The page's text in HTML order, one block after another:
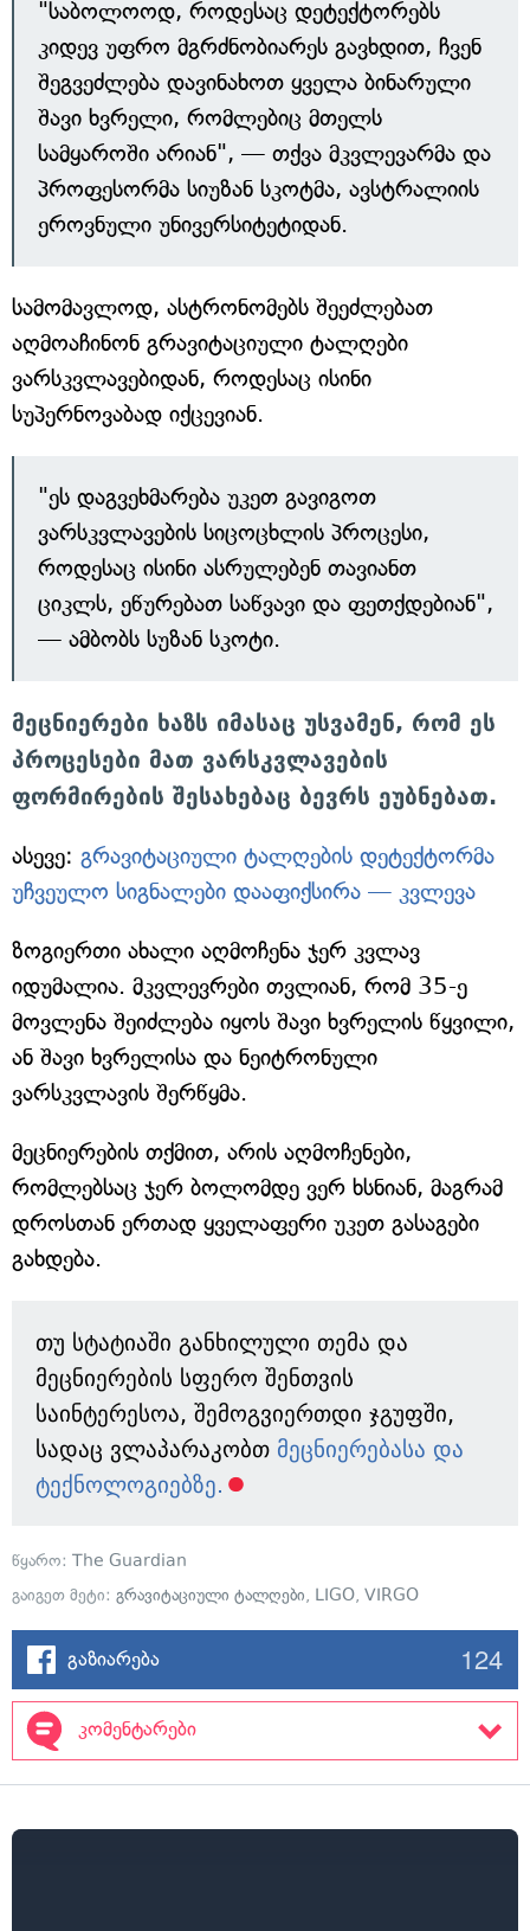
"საბოლოოდ, როდესაც დეტექტორებს
კიდევ უფრო მგრძნობიარეს გავხდით, ჩვენ
შეგვეძლება დავინახოთ ყველა ბინარული
შავი ხვრელი, რომლებიც მთელს
სამყაროში არიან", — თქვა მკვლევარმა და
პროფესორმა სიუზან სკოტმა, ავსტრალიის
ეროვნული უნივერსიტეტიდან.
სამომავლოდ, ასტრონომებს შეეძლებათ
აღმოაჩინონ გრავიტაციული ტალღები
ვარსკვლავებიდან, როდესაც ისინი
სუპერნოვაბად იქცევიან.
"ეს დაგვეხმარება უკეთ გავიგოთ
ვარსკვლავების სიცოცხლის პროცესი,
როდესაც ისინი ასრულებენ თავიანთ
ციკლს, ეწურებათ საწვავი და ფეთქდებიან",
— ამბობს სუზან სკოტი.
მეცნიერები ხაზს იმასაც უსვამენ, რომ ეს
პროცესები მათ ვარსკვლავების
ფორმირების შესახებაც ბევრს ეუბნებათ.
ასევე: გრავიტაციული ტალღების დეტექტორმა
უჩვეულო სიგნალები დააფიქსირა — კვლევა
ზოგიერთი ახალი აღმოჩენა ჯერ კვლავ
იდუმალია. მკვლევრები თვლიან, რომ 35-ე
მოვლენა შეიძლება იყოს შავი ხვრელის წყვილი,
ან შავი ხვრელისა და ნეიტრონული
ვარსკვლავის შერწყმა.
მეცნიერების თქმით, არის აღმოჩენები,
რომლებსაც ჯერ ბოლომდე ვერ ხსნიან, მაგრამ
დროსთან ერთად ყველაფერი უკეთ გასაგები
გახდება.
თუ სტატიაში განხილული თემა და
მეცნიერების სფერო შენთვის
საინტერესოა, შემოგვიერთდი ჯგუფში,
სადაც ვლაპარაკობთ მეცნიერებასა და
ტექნოლოგიებზე.
წყარო: The Guardian
გაიგეთ მეტი: გრავიტაციული ტალღები, LIGO, VIRGO
გაზიარება 124
კომენტარები